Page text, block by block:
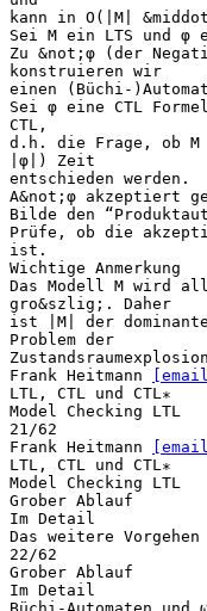
kann in O(|M|
Sei M ein LTS und φ
Zu &not;φ (der
konstruieren wir
einen (Büchi-
Sei φ eine CTL
CTL,
d.h. die Frage, ob
|φ|) Zeit
entschieden werden.
A&not;φ akzeptiert
Bilde den
Prüfe, ob die
ist.
Wichtige Anmerkung
Das Modell M wird
gro&szlig;. Daher
ist |M| der dominante
Problem der
Frank Heitmann
LTL, CTL und CTL∗
Model Checking LTL
21/62
Frank Heitmann
LTL, CTL und CTL∗
Model Checking LTL
Grober Ablauf
Im Detail
Das weitere Vorgehen
22/62
Grober Ablauf
Im Detail